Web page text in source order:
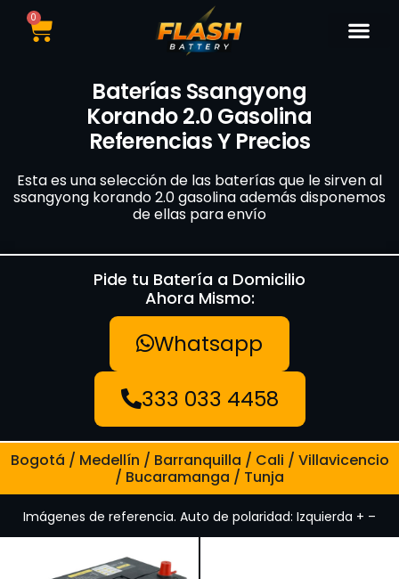
0
Baterías Ssangyong
Korando 2.0 Gasolina
Referencias Y Precios
Esta es una selección de las baterías que le sirven al
ssangyong korando 2.0 gasolina además disponemos
de ellas para envío
Pide tu Batería a Domicilio
Ahora Mismo:
Whatsapp
333 033 4458
Bogotá / Medellín / Barranquilla / Cali / Villavicencio
/ Bucaramanga / Tunja
Imágenes de referencia. Auto de polaridad: Izquierda + –